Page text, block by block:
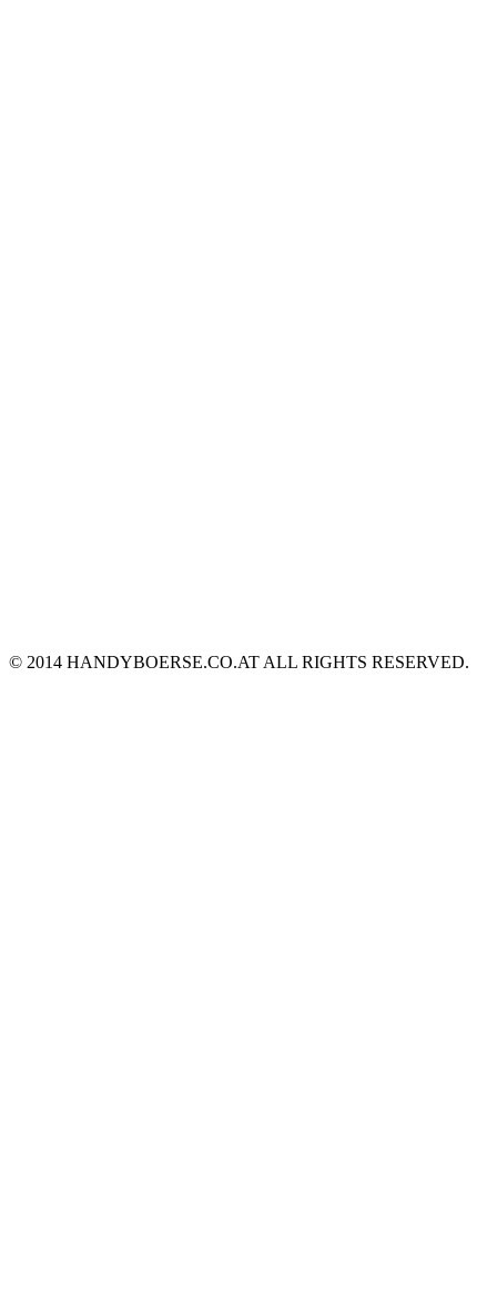
© 2014 HANDYBOERSE.CO.AT ALL RIGHTS RESERVED.